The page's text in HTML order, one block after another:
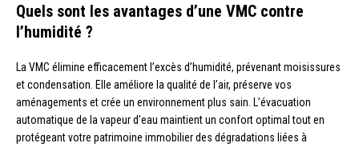
Quels sont les avantages d’une VMC contre
l’humidité ?
La VMC élimine efficacement l’excès d’humidité, prévenant moisissures
et condensation. Elle améliore la qualité de l’air, préserve vos
aménagements et crée un environnement plus sain. L’évacuation
automatique de la vapeur d’eau maintient un confort optimal tout en
protégeant votre patrimoine immobilier des dégradations liées à